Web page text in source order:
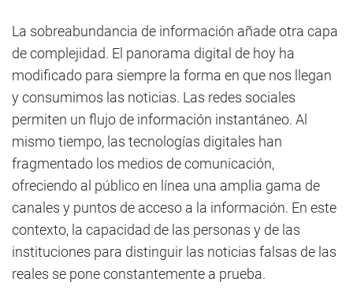
La sobreabundancia de información añade otra capa
de complejidad. El panorama digital de hoy ha
modificado para siempre la forma en que nos llegan
y consumimos las noticias. Las redes sociales
permiten un flujo de información instantáneo. Al
mismo tiempo, las tecnologías digitales han
fragmentado los medios de comunicación,
ofreciendo al público en línea una amplia gama de
canales y puntos de acceso a la información. En este
contexto, la capacidad de las personas y de las
instituciones para distinguir las noticias falsas de las
reales se pone constantemente a prueba.